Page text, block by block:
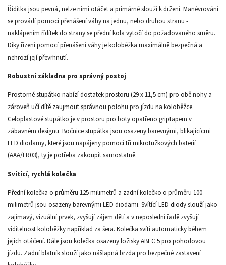
Řídítka jsou pevná, nelze nimi otáčet a primárně slouží k držení. Manévrování
se provádí pomocí přenášení váhy na jednu, nebo druhou stranu -
naklápením řídítek do strany se přední kola vytočí do požadovaného směru.
Díky řízení pomocí přenášení váhy je koloběžka maximálně bezpečná a
nehrozí její převrhnutí.
Robustní základna pro správný postoj
Prostorné stupátko nabízí dostatek prostoru (29 x 11,5 cm) pro obě nohy a
zároveň učí dítě zaujmout správnou polohu pro jízdu na koloběžce.
Celoplastové stupátko je v prostoru pro boty opatřeno griptapem v
zábavném designu. Bočnice stupátka jsou osazeny barevnými, blikajícícmi
LED diodamy, které jsou napájeny pomocí tří mikrotužkových baterií
(AAA/LR03), ty je potřeba zakoupit samostatně.
Svítící, rychlá kolečka
Přední kolečka o průměru 125 milimetrů a zadní kolečko o průměru 100
milimetrů jsou osazeny barevnými LED diodami. Svítící LED diody slouží jako
zajímavý, vizuální prvek, zvyšují zájem dětí a v neposlední řadě zvyšují
viditelnost koloběžky například za šera. Kolečka svítí automaticky během
jejich otáčení. Dále jsou kolečka osazeny ložisky ABEC 5 pro pohodovou
jízdu. Zadní blatník slouží jako nášlapná brzda pro bezpečné zastavení